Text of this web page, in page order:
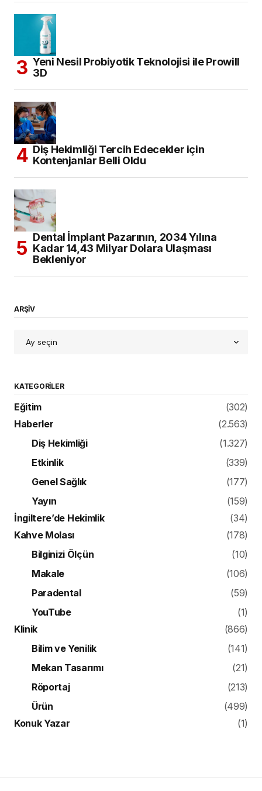
Yeni Nesil Probiyotik Teknolojisi ile Prowill
3D
Diş Hekimliği Tercih Edecekler için
Kontenjanlar Belli Oldu
Dental İmplant Pazarının, 2034 Yılına
Kadar 14,43 Milyar Dolara Ulaşması
Bekleniyor
ARŞİV
KATEGORILER
Eğitim
(302)
Haberler
(2.563)
Diş Hekimliği
(1.327)
Etkinlik
(339)
Genel Sağlık
(177)
Yayın
(159)
İngiltere’de Hekimlik
(34)
Kahve Molası
(178)
Bilginizi Ölçün
(10)
Makale
(106)
Paradental
(59)
YouTube
(1)
Klinik
(866)
Bilim ve Yenilik
(141)
Mekan Tasarımı
(21)
Röportaj
(213)
Ürün
(499)
Konuk Yazar
(1)